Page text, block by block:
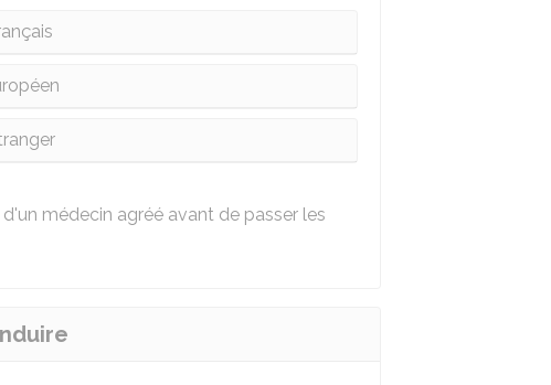
d'un médecin agréé avant de passer les